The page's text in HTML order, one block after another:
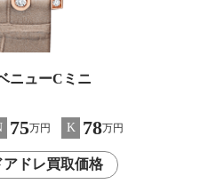
ニューCミニ
75万円 K 78万円
アドレ買取価格